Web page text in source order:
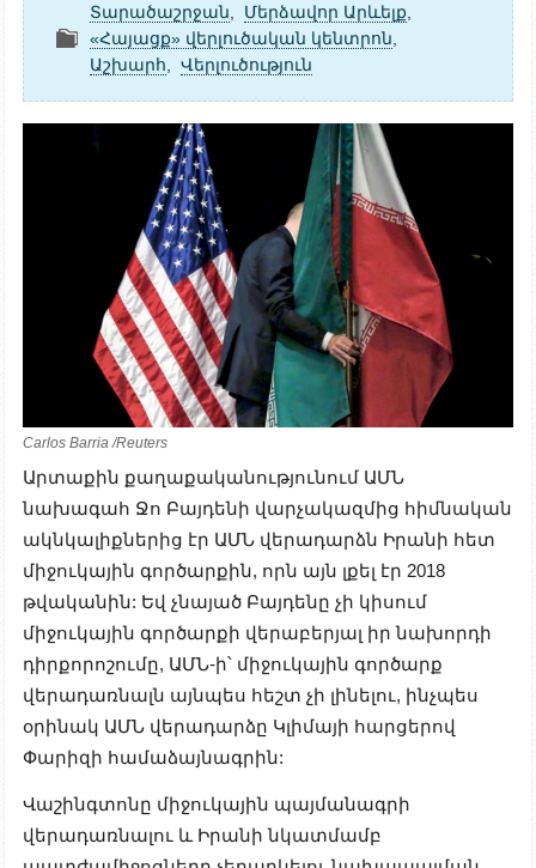
Տարածաշրջան
Մերձավոր Արևելք
«Հայացք» վերլուծական կենտրոն
Աշխարհ
Վերլուծություն
Carlos Barria /Reuters
Արտաքին քաղաքականությունում ԱՄՆ
նախագահ Ջո Բայդենի վարչակազմից հիմնական
ակնկալիքներից էր ԱՄՆ վերադարձն Իրանի հետ
միջուկային գործարքին, որն այն լքել էր 2018
թվականին: Եվ չնայած Բայդենը չի կիսում
միջուկային գործարքի վերաբերյալ իր նախորդի
դիրքորոշումը, ԱՄՆ-ի՝ միջուկային գործարք
վերադառնալն այնպես հեշտ չի լինելու, ինչպես
օրինակ ԱՄՆ վերադարձը Կլիմայի հարցերով
Փարիզի համաձայնագրին:
Վաշինգտոնը միջուկային պայմանագրի
վերադառնալու և Իրանի նկատմամբ